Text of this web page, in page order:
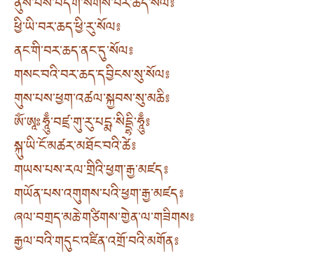
ཕྱི་ཡི་བར་ཆད་ཕྱི་རུ་སོལ༔
ནང་གི་བར་ཆད་ནང་དུ་སོལ༔
གསང་བའི་བར་ཆད་དབྱིངས་སུ་སོལ༔
གུས་པས་ཕྱག་འཚལ་སྐྱབས་སུ་མཆི༔
ཨོཾ་ཨཱཿཧཱུྃ་བཛྲ་གུ་རུ་པདྨ་སིདྡྷི་ཧཱུྃ༔
སྐུ་ཡི་ངོ་མཚར་མཐོང་བའི་ཚེ༔
གཡས་པས་རལ་གྲིའི་ཕྱག་རྒྱ་མཛད༔
གཡོན་པས་འགུགས་པའི་ཕྱག་རྒྱ་མཛད༔
ཞལ་བགྲད་མཆེ་གཙིགས་གྱེན་ལ་གཟིགས༔
རྒྱལ་བའི་གདུང་འཛིན་འགྲོ་བའི་མགོན༔